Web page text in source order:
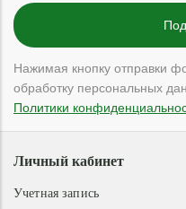
Нажимая кнопку отправки
обработку персональных
Политики
Личный кабинет
Учетная запись